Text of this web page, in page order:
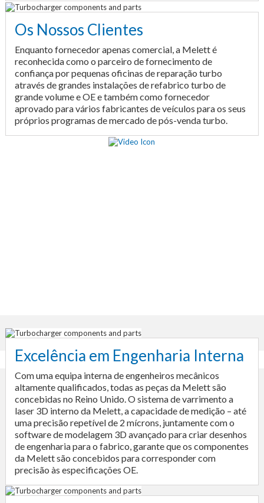
Os Nossos Clientes
Enquanto fornecedor apenas comercial, a Melett é
reconhecida como o parceiro de fornecimento de
confiança por pequenas oficinas de reparação turbo
através de grandes instalações de refabrico turbo de
grande volume e OE e também como fornecedor
aprovado para vários fabricantes de veículos para os seus
próprios programas de mercado de pós-venda turbo.
Excelência em Engenharia Interna
Com uma equipa interna de engenheiros mecânicos
altamente qualificados, todas as peças da Melett são
concebidas no Reino Unido. O sistema de varrimento a
laser 3D interno da Melett, a capacidade de medição – até
uma precisão repetível de 2 mícrons, juntamente com o
software de modelagem 3D avançado para criar desenhos
de engenharia para o fabrico, garante que os componentes
da Melett são concebidos para corresponder com
precisão às especificações OE.